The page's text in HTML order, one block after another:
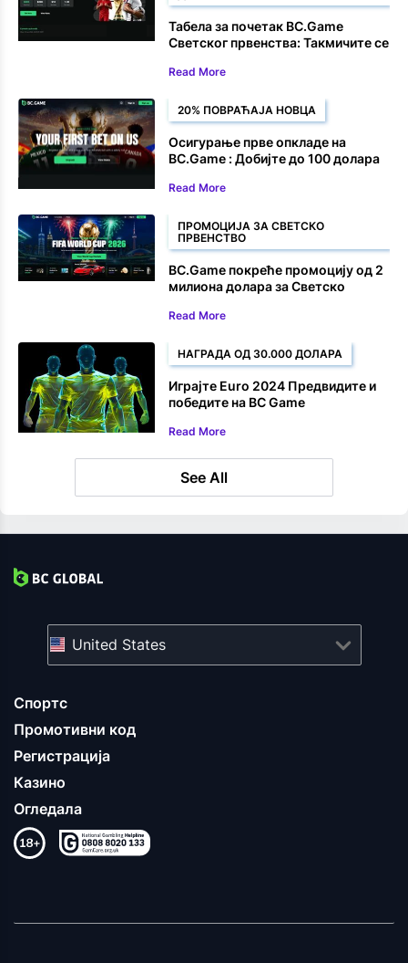
Табела за почетак BC.Game
Светског првенства: Такмичите се
eSoccer опкладама
Read More
20% ПОВРАЋАЈА НОВЦА
Осигурање прве опкладе на
BC.Game : Добијте до 100 долара
Светско првенство
Read More
ПРОМОЦИЈА ЗА СВЕТСКО
ПРВЕНСТВО
BC.Game покреће промоцију од 2
милиона долара за Светско
Read More
НАГРАДА ОД 30.000 ДОЛАРА
Играјте Euro 2024 Предвидите и
победите на BC Game
Read More
See All
Спортс
Промотивни код
Регистрација
Казино
Огледала
United States